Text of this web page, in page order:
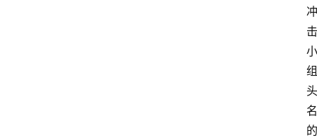
冲
击
小
组
头
名
的